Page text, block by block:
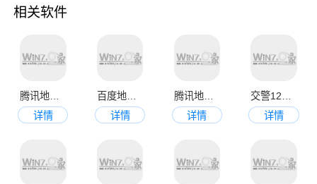
相关软件
腾讯地图北斗导航官方版
详情
百度地图2023最新版手机导航
详情
腾讯地图官网最新版本
详情
详情